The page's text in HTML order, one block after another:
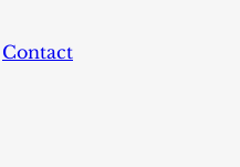
Contact